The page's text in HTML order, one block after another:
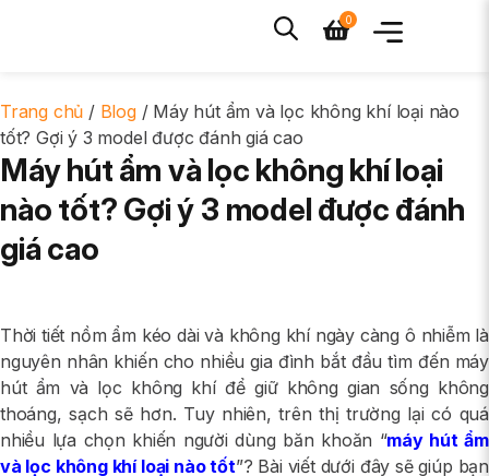
Trang chủ / Blog/ Máy hút ẩm và lọc không khí loại nào
tốt? Gợi ý 3 model được đánh giá cao
Máy hút ẩm và lọc không khí loại
nào tốt? Gợi ý 3 model được đánh
giá cao
Thời tiết nồm ẩm kéo dài và không khí ngày càng ô nhiễm là
nguyên nhân khiến cho nhiều gia đình bắt đầu tìm đến máy
hút ẩm và lọc không khí để giữ không gian sống không
thoáng, sạch sẽ hơn. Tuy nhiên, trên thị trường lại có quá
nhiều lựa chọn khiến người dùng băn khoăn “máy hút ẩm
và lọc không khí loại nào tốt”? Bài viết dưới đây sẽ giúp bạn